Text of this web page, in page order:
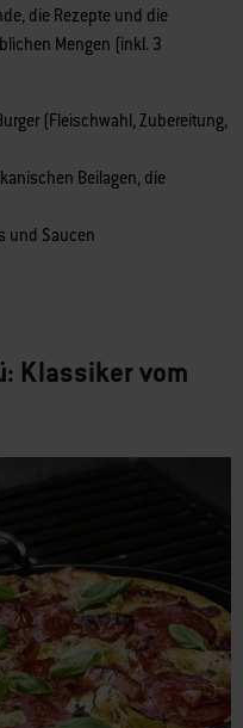
die Rezepte und die
Mengen (inkl. 3
(Fleischwahl, Zubereitung,
Beilagen, die
und Saucen
Klassiker vom